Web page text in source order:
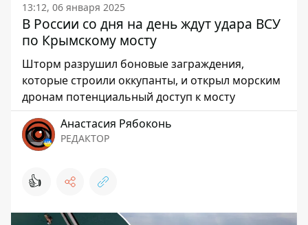
13:12, 06 января 2025
В России со дня на день ждут удара ВСУ
по Крымскому мосту
Шторм разрушил боновые заграждения,
которые строили оккупанты, и открыл морским
дронам потенциальный доступ к мосту
Анастасия Рябоконь
РЕДАКТОР
👍